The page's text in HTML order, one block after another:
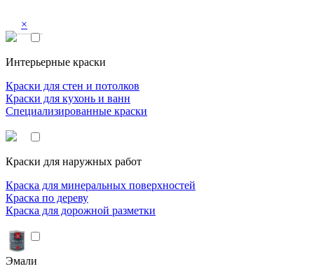
×
Интерьерные краски
Краски для стен и потолков
Краски для кухонь и ванн
Специализированные краски
Краски для наружных работ
Краска для минеральных поверхностей
Краска по дереву
Краска для дорожной разметки
Эмали